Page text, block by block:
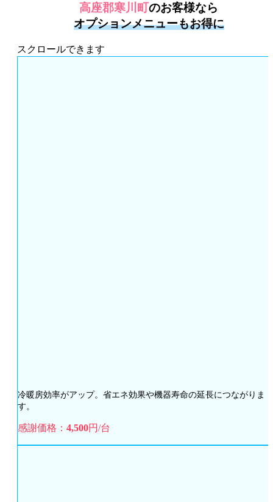
高座郡寒川町のお客様なら
オプションメニューもお得に
スクロールできます
冷暖房効率がアップ。省エネ効果や機器寿命の延長につながりま
す。
感謝価格： 4,500円/台